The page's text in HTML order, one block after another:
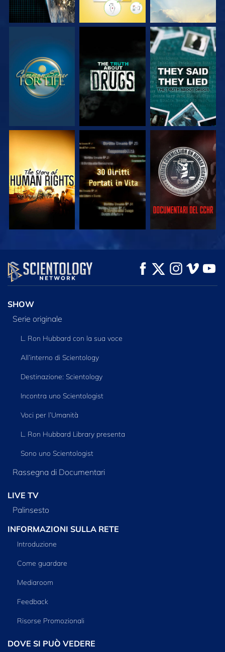
GUARDA GUARDA GUARDA
GUARDA GUARDA GUARDA
GUARDA
ESPLORA LE
SERIE
SHOW
Serie originale
L. Ron Hubbard con la sua voce
All’interno di Scientology
Destinazione: Scientology
Incontra uno Scientologist
Voci per l’Umanità
L. Ron Hubbard Library presenta
Sono uno Scientologist
Rassegna di Documentari
LIVE TV
Palinsesto
INFORMAZIONI SULLA RETE
Introduzione
Come guardare
Mediaroom
Feedback
Risorse Promozionali
DOVE SI PUÒ VEDERE